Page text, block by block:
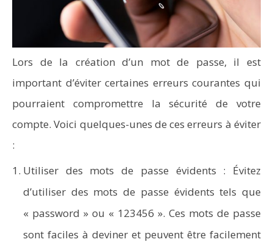
Lors de la création d’un mot de passe, il est
important d’éviter certaines erreurs courantes qui
pourraient compromettre la sécurité de votre
compte. Voici quelques-unes de ces erreurs à éviter
:
Utiliser des mots de passe évidents : Évitez
d’utiliser des mots de passe évidents tels que
« password » ou « 123456 ». Ces mots de passe
sont faciles à deviner et peuvent être facilement